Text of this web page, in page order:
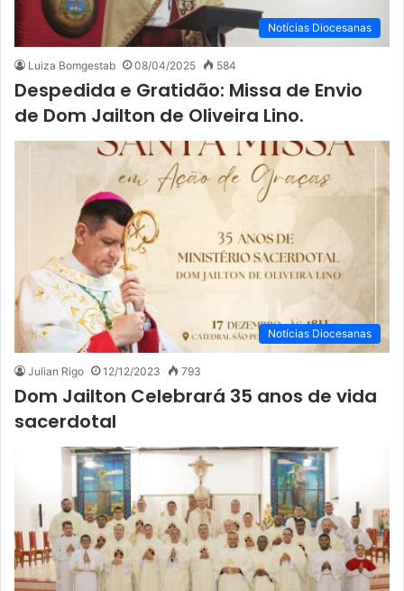
Notícias Diocesanas
Luiza Bomgestab 08/04/2025 584
Despedida e Gratidão: Missa de Envio
de Dom Jailton de Oliveira Lino.
Notícias Diocesanas
Julian Rigo 12/12/2023 793
Dom Jailton Celebrará 35 anos de vida
sacerdotal